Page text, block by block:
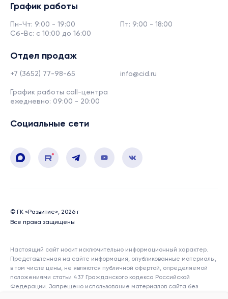
График работы
Пн-Чт: 9:00 - 19:00
Пт: 9:00 - 18:00
Сб-Вс: с 10:00 до 16:00
Отдел продаж
+7 (3652) 77-98-65 info@cid.ru
График работы call-центра
ежедневно: 09:00 - 20:00
Социальные сети
© ГК «Развитие», 2026 г
Все права защищены
Настоящий сайт носит исключительно информационный характер.
Представленная на сайте информация, опубликованные материалы,
в том числе цены, не являются публичной офертой, определяемой
положениями статьи 437 Гражданского кодекса Российской
Федерации. Запрещено использование материалов сайта без